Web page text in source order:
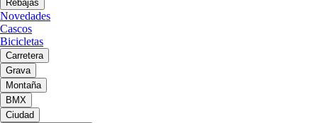
Rebajas
Novedades
Cascos
Bicicletas
Carretera
Grava
Montaña
BMX
Ciudad